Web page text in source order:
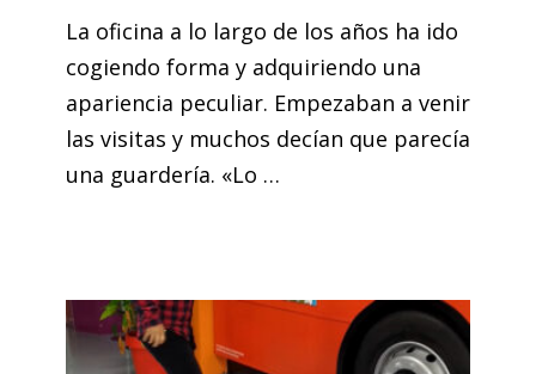
La oficina a lo largo de los años ha ido
cogiendo forma y adquiriendo una
apariencia peculiar. Empezaban a venir
las visitas y muchos decían que parecía
una guardería. «Lo …